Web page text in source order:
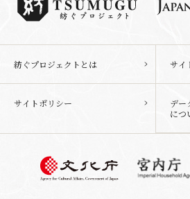
紡ぐプロジェクトとは サイ
サイトポリシー
デー
につ